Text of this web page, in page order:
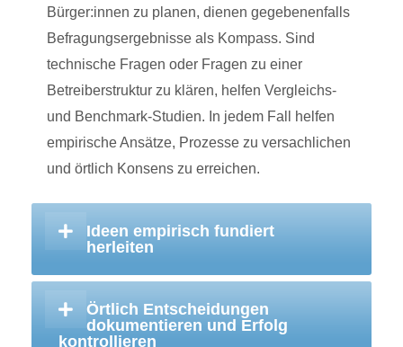
Bürger:innen zu planen, dienen gegebenenfalls
Befragungsergebnisse als Kompass. Sind
technische Fragen oder Fragen zu einer
Betreiberstruktur zu klären, helfen Vergleichs-
und Benchmark-Studien. In jedem Fall helfen
empirische Ansätze, Prozesse zu versachlichen
und örtlich Konsens zu erreichen.
Ideen empirisch fundiert
herleiten
Örtlich Entscheidungen
dokumentieren und Erfolg
kontrollieren